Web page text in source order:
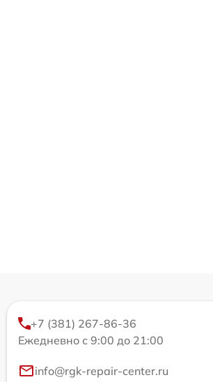
+7 (381) 267-86-36
Ежедневно с 9:00 до 21:00
info@rgk-repair-center.ru